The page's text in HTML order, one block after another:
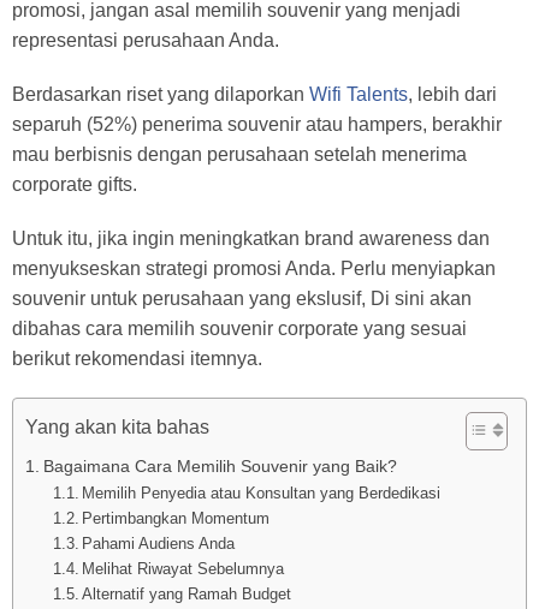
promosi, jangan asal memilih souvenir yang menjadi
representasi perusahaan Anda.
Berdasarkan riset yang dilaporkan Wifi Talents, lebih dari
separuh (52%) penerima souvenir atau hampers, berakhir
mau berbisnis dengan perusahaan setelah menerima
corporate gifts.
Untuk itu, jika ingin meningkatkan brand awareness dan
menyukseskan strategi promosi Anda. Perlu menyiapkan
souvenir untuk perusahaan yang ekslusif, Di sini akan
dibahas cara memilih souvenir corporate yang sesuai
berikut rekomendasi itemnya.
Yang akan kita bahas
Bagaimana Cara Memilih Souvenir yang Baik?
Memilih Penyedia atau Konsultan yang Berdedikasi
Pertimbangkan Momentum
Pahami Audiens Anda
Melihat Riwayat Sebelumnya
Alternatif yang Ramah Budget